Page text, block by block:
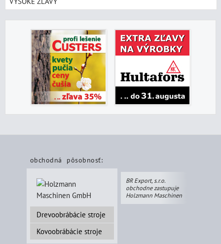
obchodná pôsobnosť:
Drevoobrábácie stroje
Kovoobrábácie stroje
BR Export, s.r.o.
obchodne zastupuje
Holzmann Maschinen